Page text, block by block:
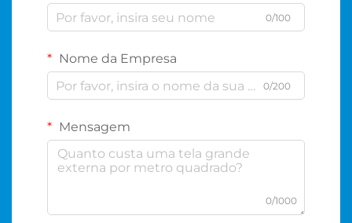
0/100
Nome da Empresa
0/200
Mensagem
0/1000